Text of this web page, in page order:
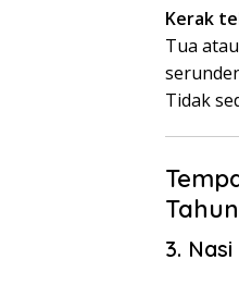
Kerak
Tua
Tidak
Tahun
3.